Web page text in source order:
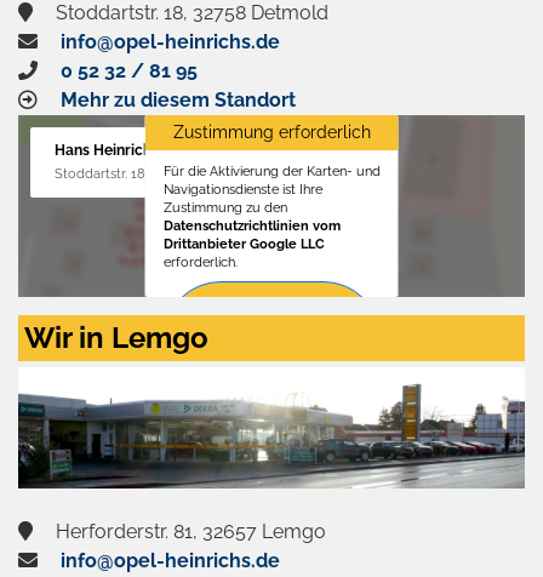
Stoddartstr. 18, 32758 Detmold
info@opel-heinrichs.de
0 52 32 / 81 95
Mehr zu diesem Standort
Hans Heinrichs GmbH
Stoddartstr. 18, 32758 Detmold
Zustimmung erforderlich
Für die Aktivierung der Karten- und
Navigationsdienste ist Ihre
Zustimmung zu den
Datenschutzrichtlinien vom
Drittanbieter Google LLC
erforderlich.
Zustimmen
aktivieren
Wir in Lemgo
Herforderstr. 81, 32657 Lemgo
info@opel-heinrichs.de